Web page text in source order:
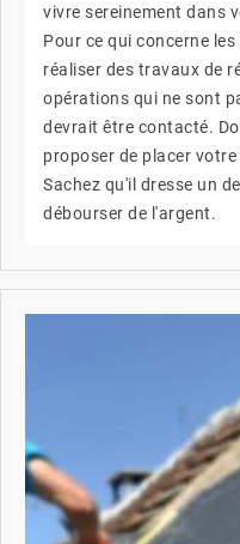
vivre sereinement dans
Pour ce qui concerne
réaliser des travaux de
opérations qui ne sont
devrait être contacté.
proposer de placer
Sachez qu'il dresse un
débourser de l'argent.